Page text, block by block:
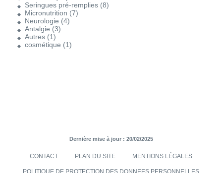
Seringues pré-remplies (8)
Micronutrition (7)
Neurologie (4)
Antalgie (3)
Autres (1)
cosmétique (1)
Dernière mise à jour : 20/02/2025
CONTACT PLAN DU SITE MENTIONS LÉGALES
POLITIQUE DE PROTECTION DES DONNEES PERSONNELLES